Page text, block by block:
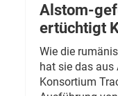
Alstom-
ertüchtigt
Wie die
hat sie das aus
Konsortium